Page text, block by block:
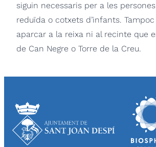
siguin necessaris per a les
reduïda o cotxets d’infants.
aparcar a la reixa ni al recinte que
de Can Negre o Torre de la Creu.